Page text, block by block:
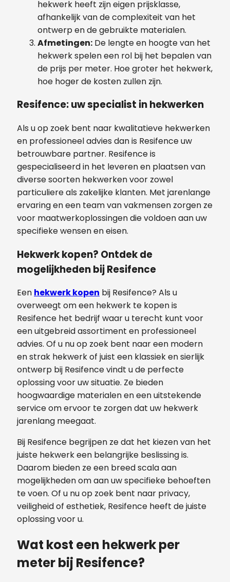
hekwerk heeft zijn eigen prijsklasse,
afhankelijk van de complexiteit van het
ontwerp en de gebruikte materialen.
Afmetingen: De lengte en hoogte van het
hekwerk spelen een rol bij het bepalen van
de prijs per meter. Hoe groter het hekwerk,
hoe hoger de kosten zullen zijn.
Resifence: uw specialist in hekwerken
Als u op zoek bent naar kwalitatieve hekwerken
en professioneel advies dan is Resifence uw
betrouwbare partner. Resifence is
gespecialiseerd in het leveren en plaatsen van
diverse soorten hekwerken voor zowel
particuliere als zakelijke klanten. Met jarenlange
ervaring en een team van vakmensen zorgen ze
voor maatwerkoplossingen die voldoen aan uw
specifieke wensen en eisen.
Hekwerk kopen? Ontdek de
mogelijkheden bij Resifence
Een hekwerk kopen bij Resifence? Als u
overweegt om een hekwerk te kopen is
Resifence het bedrijf waar u terecht kunt voor
een uitgebreid assortiment en professioneel
advies. Of u nu op zoek bent naar een modern
en strak hekwerk of juist een klassiek en sierlijk
ontwerp bij Resifence vindt u de perfecte
oplossing voor uw situatie. Ze bieden
hoogwaardige materialen en een uitstekende
service om ervoor te zorgen dat uw hekwerk
jarenlang meegaat.
Bij Resifence begrijpen ze dat het kiezen van het
juiste hekwerk een belangrijke beslissing is.
Daarom bieden ze een breed scala aan
mogelijkheden om aan uw specifieke behoeften
te voen. Of u nu op zoek bent naar privacy,
veiligheid of esthetiek, Resifence heeft de juiste
oplossing voor u.
Wat kost een hekwerk per
meter bij Resifence?